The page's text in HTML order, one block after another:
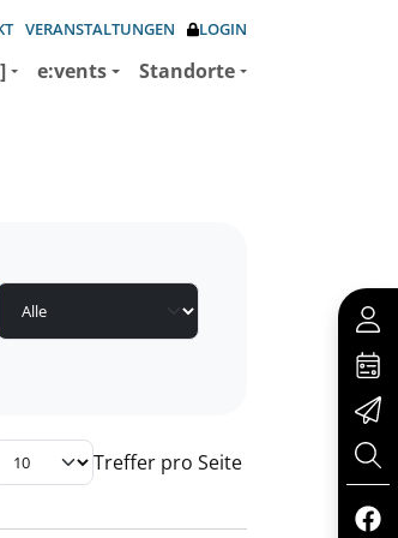
VERANSTALTUNGEN LOGIN
e:vents Standorte
Seite Treffer pro Seite